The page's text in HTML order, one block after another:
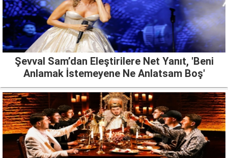
Şevval Sam’dan Eleştirilere Net Yanıt, 'Beni
Anlamak İstemeyene Ne Anlatsam Boş'